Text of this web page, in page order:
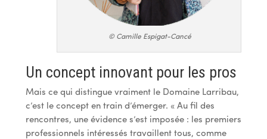
© Camille Espigat-Cancé
Un concept innovant pour les pros
Mais ce qui distingue vraiment le Domaine Larribau,
c’est le concept en train d’émerger. « Au fil des
rencontres, une évidence s’est imposée : les premiers
professionnels intéressés travaillent tous, comme